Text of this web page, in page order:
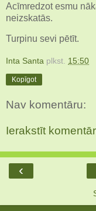
Acīmredzot esmu
neizskatās.
Turpinu sevi pētīt.
Inta Santa plkst. 15:50
Kopīgot
Nav komentāru:
Ierakstīt
‹